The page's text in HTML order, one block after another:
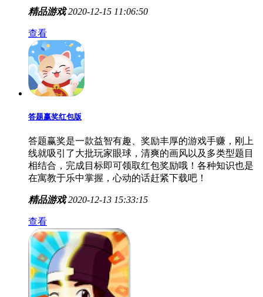
精品游戏 2020-12-15 11:06:50
查看
答题赢奖红包版
答题赢奖是一款益智有趣、奖励丰厚的游戏手赚，刚上
线就吸引了大批玩家眼球，清爽的画风以及多类型题目
相结合，完成目标即可领取红包奖励哦！各种知识也是
在寓教于乐中掌握，心动的话赶紧下载吧！
精品游戏 2020-12-13 15:33:15
查看